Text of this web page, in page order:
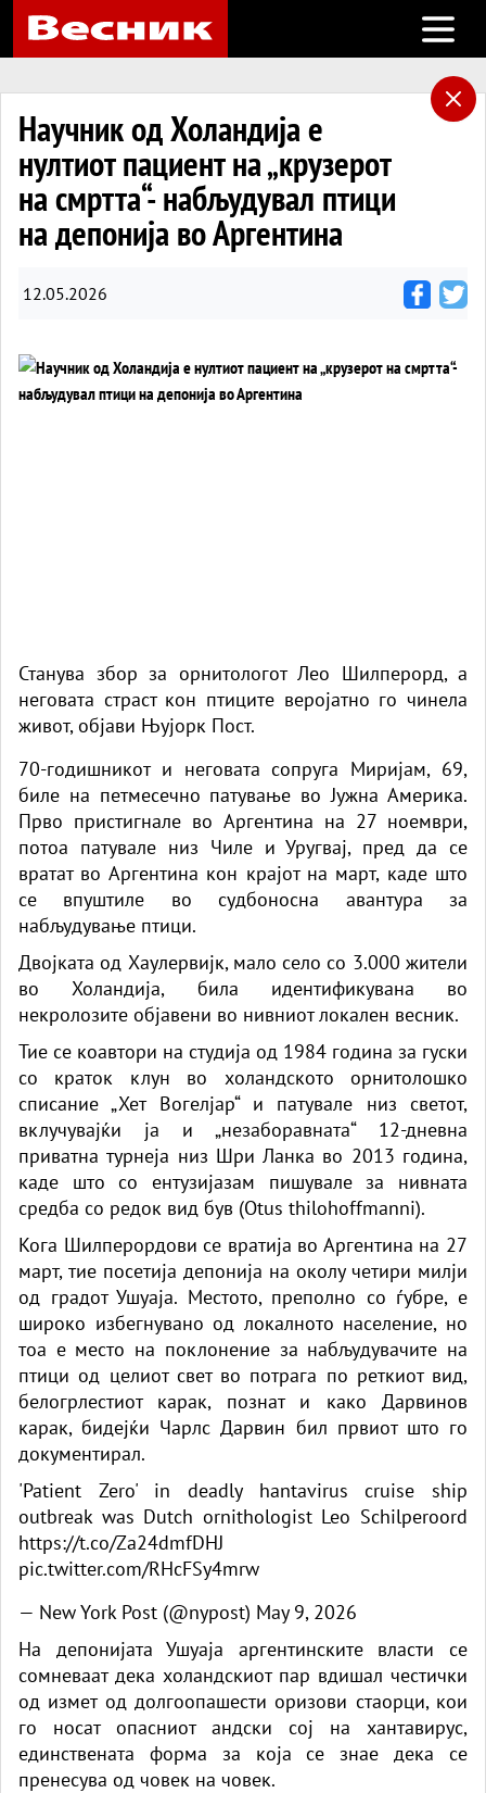
Open
Научник од Холандија е
нултиот пациент на „крузерот
на смртта“- набљудувал птици
на депонија во Аргентина
12.05.2026
Станува збор за орнитологот Лео Шилперорд, а
неговата страст кон птиците веројатно го чинела
живот, објави Њујорк Пост.
70-годишникот и неговата сопруга Миријам, 69,
биле на петмесечно патување во Јужна Америка.
Прво пристигнале во Аргентина на 27 ноември,
потоа патувале низ Чиле и Уругвај, пред да се
вратат во Аргентина кон крајот на март, каде што
се впуштиле во судбоносна авантура за
набљудување птици.
Двојката од Хаулервијк, мало село со 3.000 жители
во Холандија, била идентификувана во
некролозите објавени во нивниот локален весник.
Тие се коавтори на студија од 1984 година за гуски
со краток клун во холандското орнитолошко
списание „Хет Вогелјар“ и патувале низ светот,
вклучувајќи ја и „незаборавната“ 12-дневна
приватна турнеја низ Шри Ланка во 2013 година,
каде што со ентузијазам пишувале за нивната
средба со редок вид був (Otus thilohoffmanni).
Кога Шилперордови се вратија во Аргентина на 27
март, тие посетија депонија на околу четири милји
од градот Ушуаја. Местото, преполно со ѓубре, е
широко избегнувано од локалното население, но
тоа е место на поклонение за набљудувачите на
птици од целиот свет во потрага по реткиот вид,
белогрлестиот карак, познат и како Дарвинов
карак, бидејќи Чарлс Дарвин бил првиот што го
документирал.
'Patient Zero' in deadly hantavirus cruise ship
outbreak was Dutch ornithologist Leo Schilperoord
https://t.co/Za24dmfDHJ
pic.twitter.com/RHcFSy4mrw
— New York Post (@nypost) May 9, 2026
На депонијата Ушуаја аргентинските власти се
сомневаат дека холандскиот пар вдишал честички
од измет од долгоопашести оризови стаорци, кои
го носат опасниот андски сој на хантавирус,
единствената форма за која се знае дека се
пренесува од човек на човек.